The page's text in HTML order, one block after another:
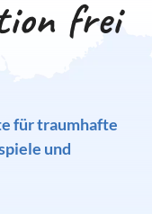
frei
für traumhafte
und